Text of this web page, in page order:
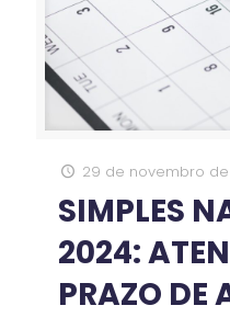
29 de novembro de
SIMPLES
2024:
PRAZO DE